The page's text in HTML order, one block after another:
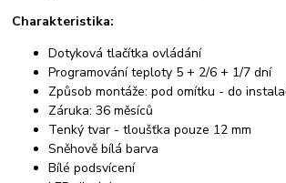
Charakteristika:
Dotyková tlačítka ovládání
Programování teploty 5 + 2/6 + 1/7 dní
Způsob montáže: pod omítku - do
Záruka: 36 měsíců
Tenký tvar - tloušťka pouze 12 mm
Sněhově bílá barva
Bílé podsvícení